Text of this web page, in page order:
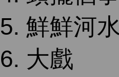
5. 鮮鮮河
6. 大戲